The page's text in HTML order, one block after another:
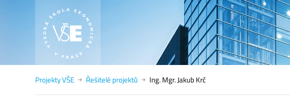
Projekty VŠE Řešitelé projektů Ing. Mgr. Jakub Krč